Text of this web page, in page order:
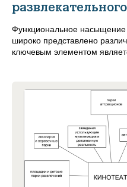
Функциональное
широко представлено
ключевым элементом